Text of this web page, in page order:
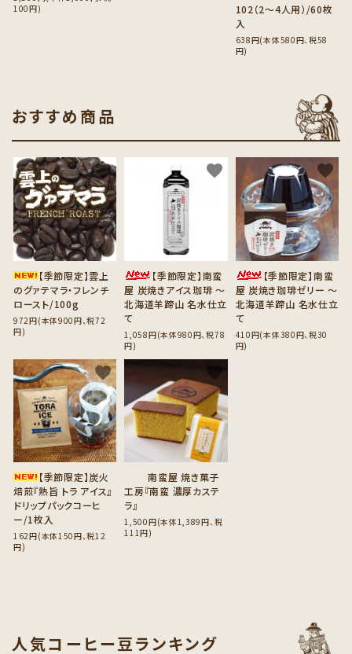
100円)
102（2～4人用）/60枚
入
638円(本体580円、税58
円)
おすすめ商品
【季節限定】雲上
のグァテマラ・フレンチ
ロースト/100g
972円(本体900円、税72
円)
favorite
【季節限定】南蛮
屋 炭焼きアイス珈琲 ～
北海道羊蹄山 名水仕立
て
1,058円(本体980円、税78
円)
favorite
【季節限定】南蛮
屋 炭焼き珈琲ゼリー ～
北海道羊蹄山 名水仕立
て
410円(本体380円、税30
円)
favorite
【季節限定】炭火
焙煎『熟旨 トラ アイス』
ドリップパックコーヒ
ー/1枚入
162円(本体150円、税12
円)
favorite
南蛮屋 焼き菓子
工房『南蛮 濃厚カステ
ラ』
1,500円(本体1,389円、税
111円)
favorite
人気コーヒー豆ランキング